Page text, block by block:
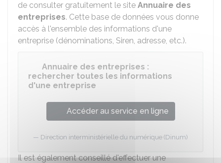
de consulter gratuitement le site Annuaire des
entreprises. Cette base de données vous donne
accès à l'ensemble des informations d'une
entreprise (dénominations, Siren, adresse, etc.).
Annuaire des entreprises :
rechercher toutes les informations
d'une entreprise
Accéder au service en ligne
Direction interministérielle du numérique (Dinum)
Il est également conseillé d'effectuer une